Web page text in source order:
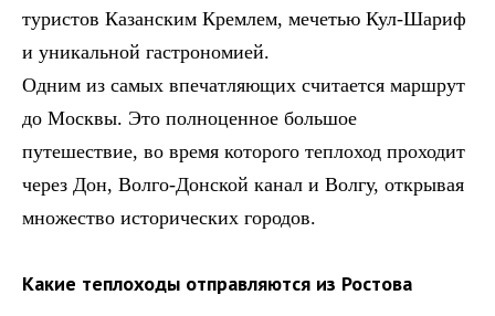
туристов Казанским Кремлем, мечетью Кул-Шариф
и уникальной гастрономией.
Одним из самых впечатляющих считается маршрут
до Москвы. Это полноценное большое
путешествие, во время которого теплоход проходит
через Дон, Волго-Донской канал и Волгу, открывая
множество исторических городов.
Какие теплоходы отправляются из Ростова